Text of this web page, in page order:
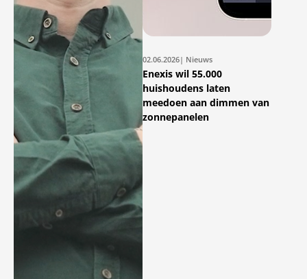
02.06.2026| Nieuws
Enexis wil 55.000
huishoudens laten
meedoen aan dimmen van
zonnepanelen